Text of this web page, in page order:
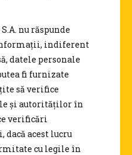
nu răspunde
indiferent
datele personale
fi furnizate
să verifice
și autorităților în
verificări
dacă acest lucru
cu legile în